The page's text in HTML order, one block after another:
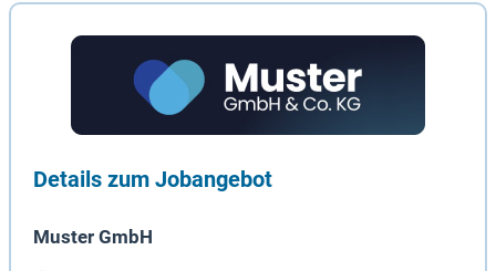
Details zum Jobangebot
Muster GmbH